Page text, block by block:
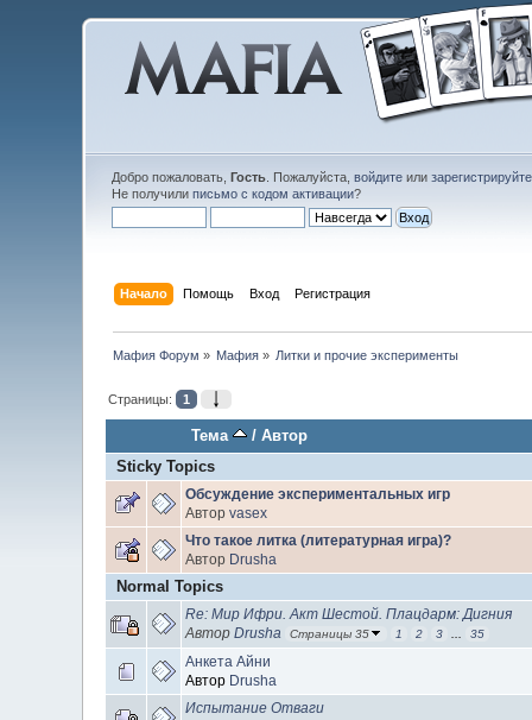
Добро пожаловать, Гость. Пожалуйста, войдитеили
Не получили письмо с кодом активации?
Начало Помощь Вход Регистрация
Мафия Форум » Мафия » Литки и прочие эксперименты
Страницы: 1
Тема / Автор
Sticky Topics
Обсуждение экспериментальных игр
Автор vasex
Что такое литка (литературная игра)?
Автор Drusha
Normal Topics
Re: Мир Ифри. Акт Шестой. Плацдарм: Дигния
Автор Drusha Страницы 35 1 2 3 35
Анкета Айни
Автор Drusha
Испытание Отваги